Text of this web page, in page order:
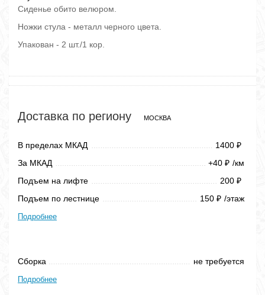
Сиденье обито велюром.
Ножки стула - металл черного цвета.
Упакован - 2 шт./1 кор.
Доставка по региону МОСКВА
В пределах МКАД 1400 ₽
За МКАД +40 ₽ /км
Подъем на лифте
200 ₽
Подъем по лестнице 150 ₽ /этаж
Подробнее
Сборка не требуется
Подробнее